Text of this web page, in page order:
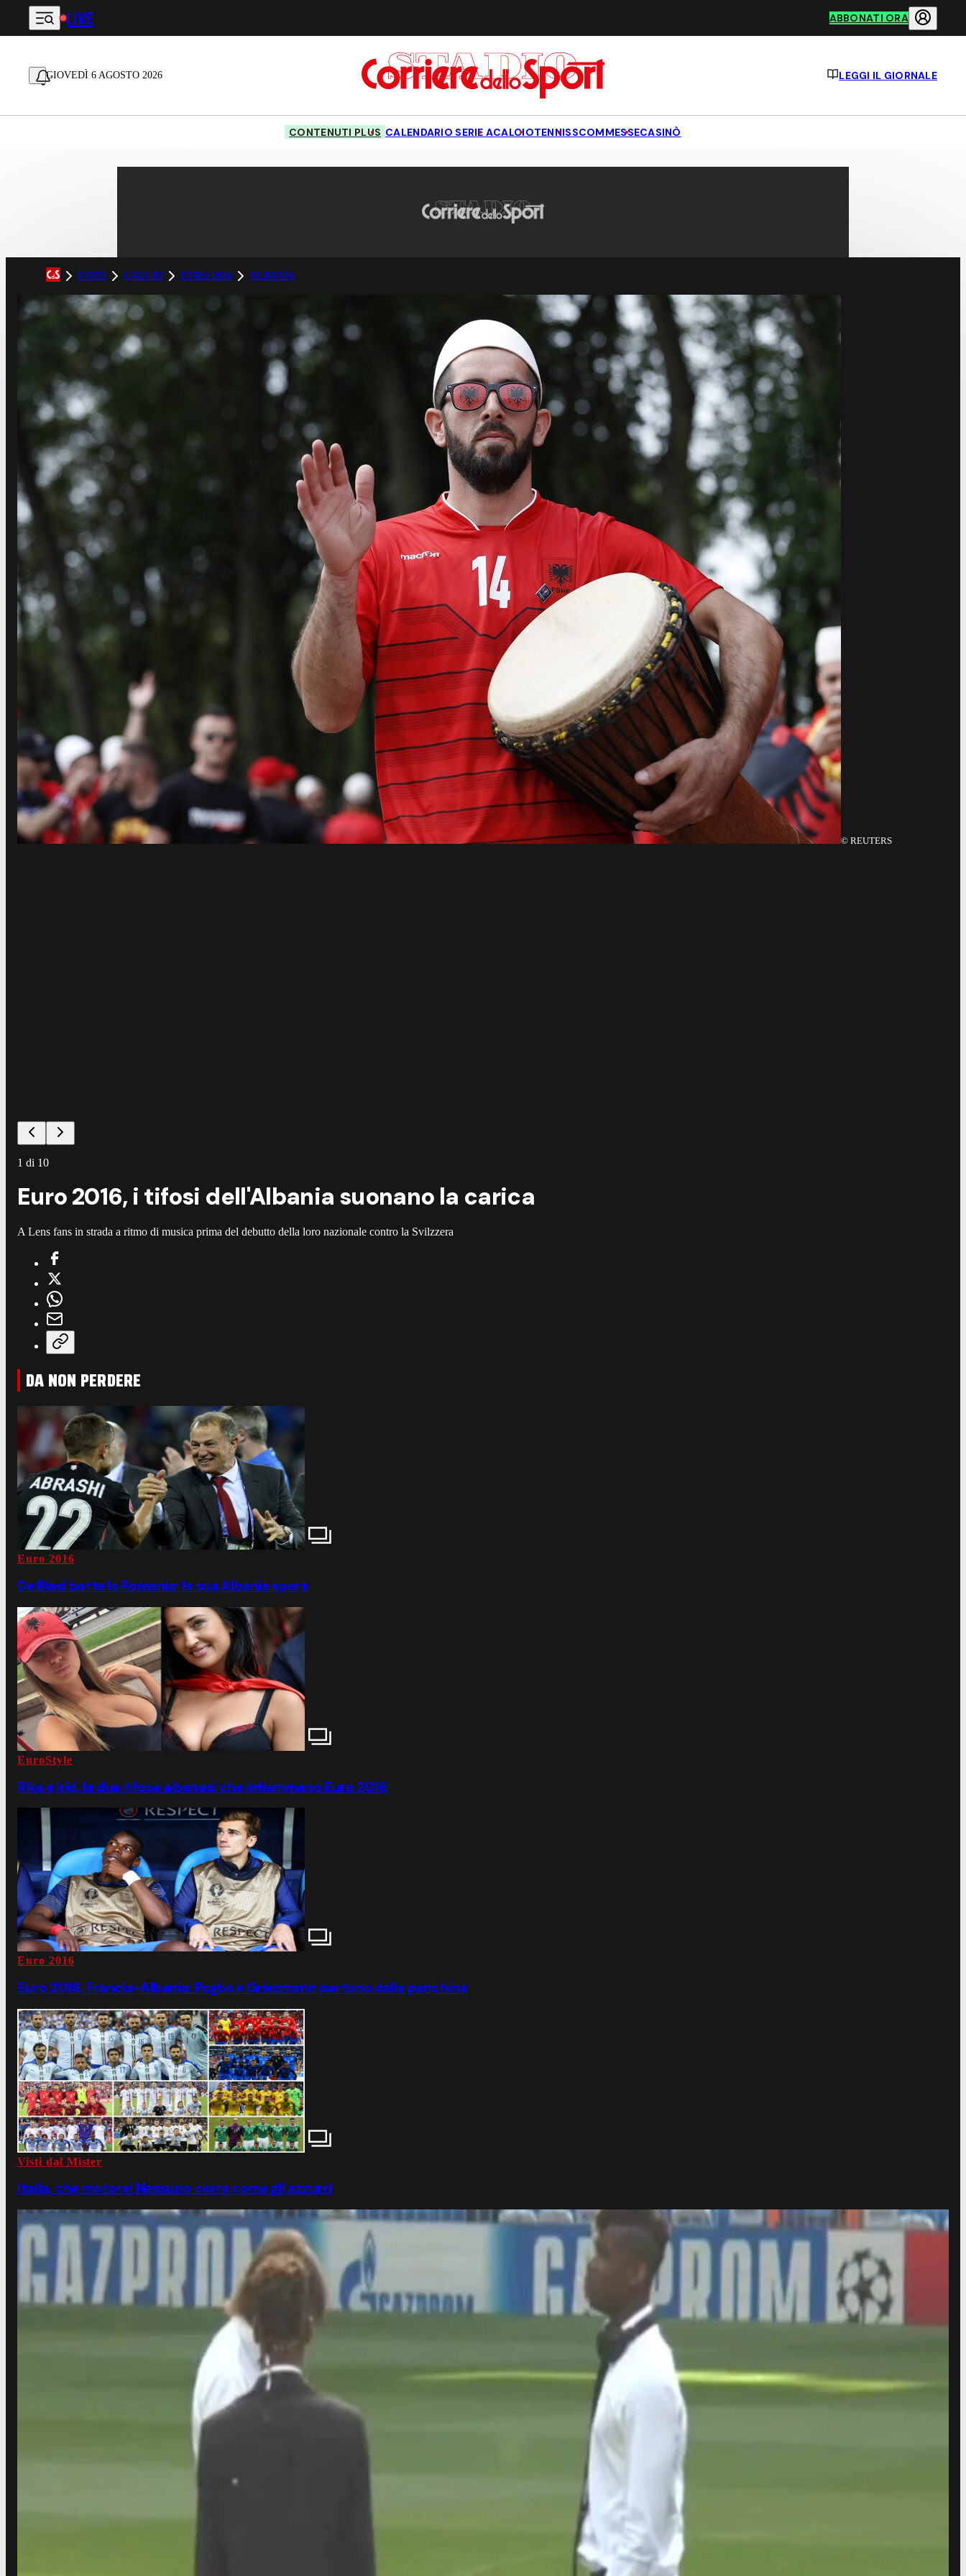
Vai al contenuto principale
LIVE ABBONATI ORA
GIOVEDÌ 6 AGOSTO 2026 LEGGI IL GIORNALE
CONTENUTI PLUS CALENDARIO SERIE ACALCIOTENNISSCOMMESSECASINÒ
FOTO CALCIO EURO 2016 ALBANIA
© REUTERS
1 di 10
Euro 2016, i tifosi dell'Albania suonano la carica
A Lens fans in strada a ritmo di musica prima del debutto della loro nazionale contro la Svilzzera
DA NON PERDERE
Euro 2016
De Biasi batte la Romania: la sua Albania spera
EuroStyle
Rike e Irid, le due tifose albanesi che infiammano Euro 2016
Euro 2016
Euro 2016, Francia-Albania: Pogba e Griezmann partono dalla panchina
Visti dal Mister
Italia, che motore! Nessuno corre come gli azzurri